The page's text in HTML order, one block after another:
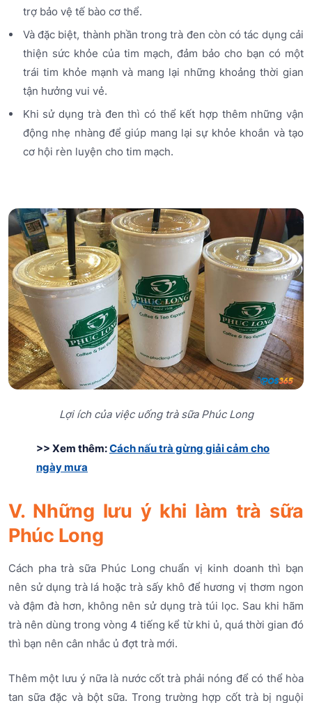
trợ bảo vệ tế bào cơ thể.
Và đặc biệt, thành phần trong trà đen còn có tác dụng cải
thiện sức khỏe của tim mạch, đảm bảo cho bạn có một
trái tim khỏe mạnh và mang lại những khoảng thời gian
tận hưởng vui vẻ.
Khi sử dụng trà đen thì có thể kết hợp thêm những vận
động nhẹ nhàng để giúp mang lại sự khỏe khoắn và tạo
cơ hội rèn luyện cho tim mạch.
Lợi ích của việc uống trà sữa Phúc Long
>> Xem thêm:Cách nấu trà gừng giải cảm cho
ngày mưa
V. Những lưu ý khi làm trà sữa
Phúc Long
Cách pha trà sữa Phúc Long chuẩn vị kinh doanh thì bạn
nên sử dụng trà lá hoặc trà sấy khô để hương vị thơm ngon
và đậm đà hơn, không nên sử dụng trà túi lọc. Sau khi hãm
trà nên dùng trong vòng 4 tiếng kể từ khi ủ, quá thời gian đó
thì bạn nên cân nhắc ủ đợt trà mới.
Thêm một lưu ý nữa là nước cốt trà phải nóng để có thể hòa
tan sữa đặc và bột sữa. Trong trường hợp cốt trà bị nguội